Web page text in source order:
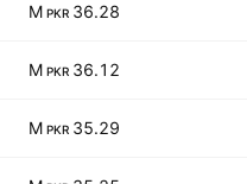
36.28 M
PKR
36.12 M
PKR
35.29 M
PKR